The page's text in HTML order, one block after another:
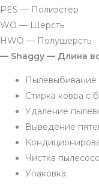
PES — Полиэстер
WO — Шерсть
HWO — Полушерсть
— Shaggy — Длина
Пылевыбивание
Стирка ковра с
Удаление
Выведение
Чистка
Упаковка